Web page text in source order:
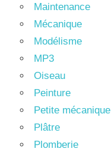
Maintenance
Mécanique
Modélisme
MP3
Oiseau
Peinture
Petite mécanique
Plâtre
Plomberie